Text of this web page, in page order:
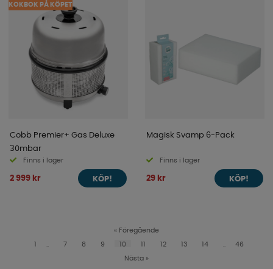
KOKBOK PÅ KÖPET
Cobb Premier+ Gas Deluxe
30mbar
Finns i lager
2 999 kr KÖP!
Magisk Svamp 6-Pack
Finns i lager
29 kr KÖP!
« Föregående
1 7 8 9 10 11 12 13 14 46
Nästa »